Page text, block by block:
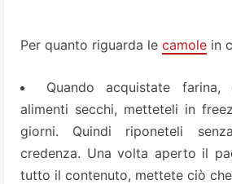
Per quanto riguarda le camole in
Quando acquistate
alimenti secchi, metteteli in
giorni. Quindi riponeteli
credenza. Una volta aperto il
tutto il contenuto, mettete ciò che